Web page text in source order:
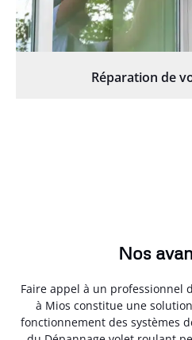
Réparation de
Nos
Faire appel à un professionnel
à Mios constitue une
fonctionnement des systèmes